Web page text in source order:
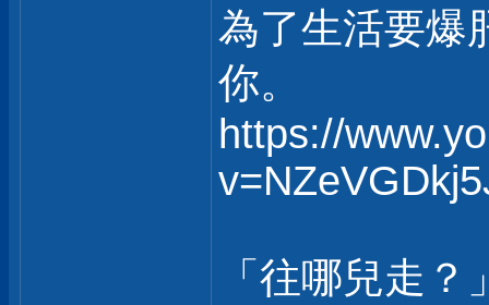
為了生活要爆
你。
https://
「往哪兒走？